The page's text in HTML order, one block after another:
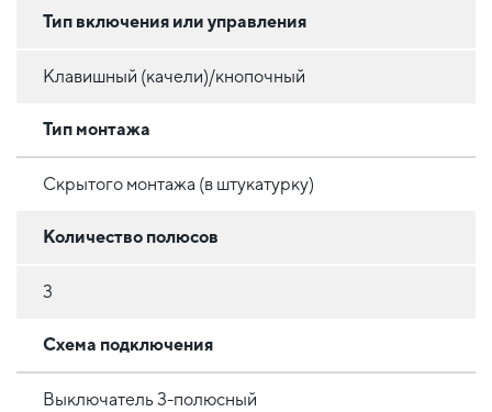
Тип включения или управления
Клавишный (качели)/кнопочный
Тип монтажа
Скрытого монтажа (в штукатурку)
Количество полюсов
3
Схема подключения
Выключатель 3-полюсный